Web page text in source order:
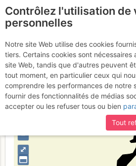
Eskozia
Type de région limite administrative
⤢
–
Contrôlez l'utilisation de
personnelles
Notre site Web utilise des cookies
tiers. Certains cookies sont nécessaires
site Web, tandis que d'autres peuvent
tout moment, en particulier ceux qui
comprendre les performances de notre
fournir des fonctionnalités de médias
accepter ou les refuser tous ou bien
Tout